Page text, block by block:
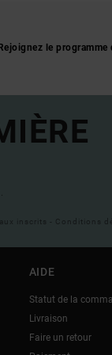
Rejoignez le programme
inscrits - Conditions
AIDE
Statut de la
Livraison
Faire un retour